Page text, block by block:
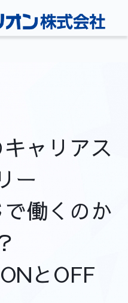
5361
ャリアス
ー
働くのか
とOFF